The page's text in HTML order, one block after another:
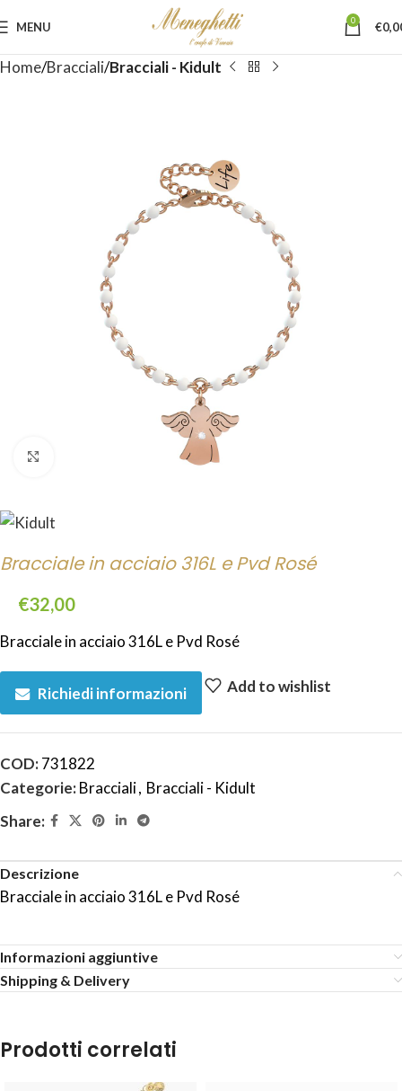
MENU 0 €
Home Bracciali Bracciali - Kidult
Bracciale in acciaio 316L e Pvd Rosé
€32,00
Bracciale in acciaio 316L e Pvd Rosé
Richiedi informazioni Add to wishlist
COD:731822
Categorie:Bracciali, Bracciali - Kidult
Share:
Descrizione
Bracciale in acciaio 316L e Pvd Rosé
Informazioni aggiuntive
Shipping & Delivery
Prodotti correlati